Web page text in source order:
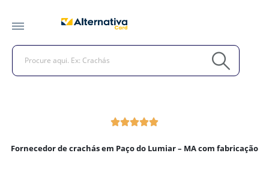
Fornecedor de crachás em Paço do Lumiar – MA com fabricação